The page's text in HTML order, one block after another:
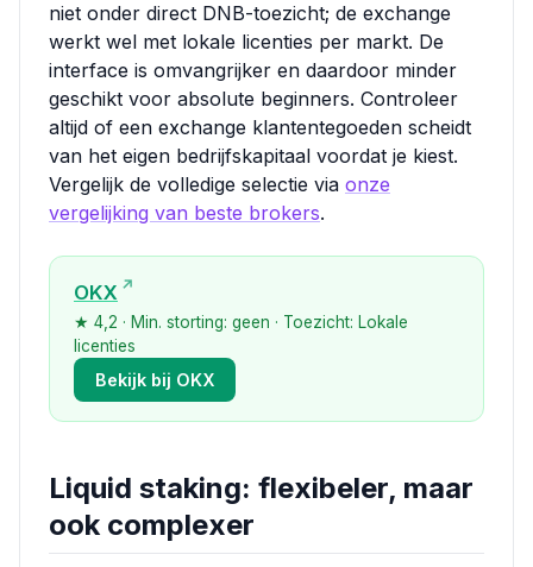
niet onder direct DNB-toezicht; de exchange
werkt wel met lokale licenties per markt. De
interface is omvangrijker en daardoor minder
geschikt voor absolute beginners. Controleer
altijd of een exchange klantentegoeden scheidt
van het eigen bedrijfskapitaal voordat je kiest.
Vergelijk de volledige selectie via onze
vergelijking van beste brokers.
OKX
★ 4,2 · Min. storting: geen · Toezicht: Lokale
licenties
Bekijk bij OKX
Liquid staking: flexibeler, maar
ook complexer